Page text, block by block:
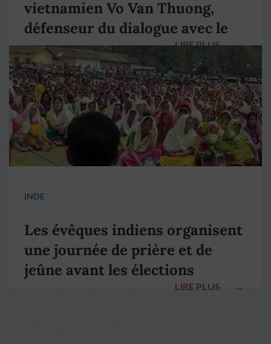
vietnamien Vo Van Thuong,
défenseur du dialogue avec le
pape François
LIRE PLUS →
INDE
Les évêques indiens organisent
une journée de prière et de
jeûne avant les élections
LIRE PLUS →